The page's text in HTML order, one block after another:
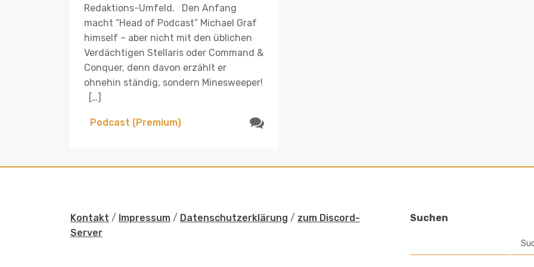
Redaktions-Umfeld. Den Anfang
macht “Head of Podcast” Michael Graf
himself – aber nicht mit den üblichen
Verdächtigen Stellaris oder Command &
Conquer, denn davon erzählt er
ohnehin ständig, sondern Minesweeper!
[…]
Podcast (Premium)
Kontakt / Impressum / Datenschutzerklärung / zum Discord-
Server
Suchen